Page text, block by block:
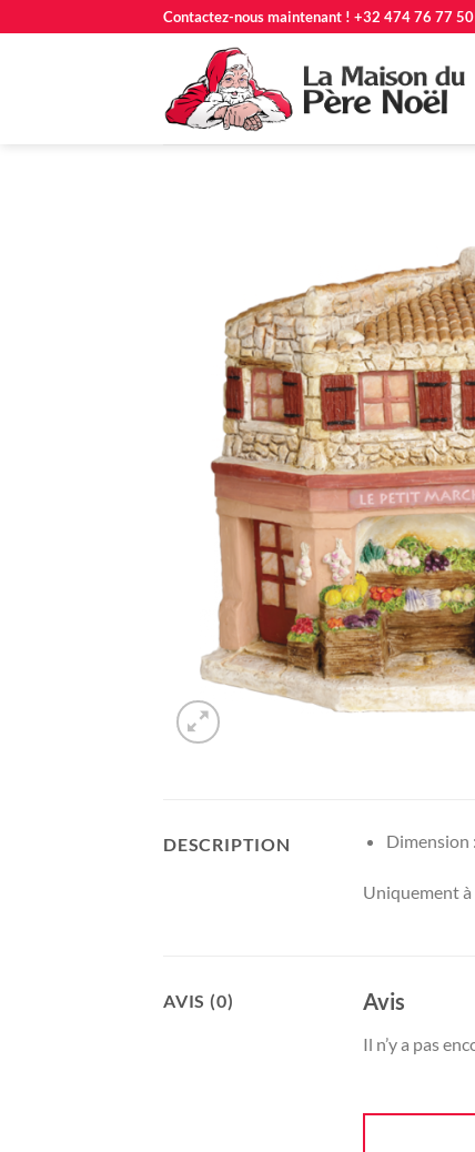
au
Contactez-nous maintenant ! +32 474 76 77
DESCRIPTION Dimension
Uniquement
AVIS (0) Avis
Il n’y a pas